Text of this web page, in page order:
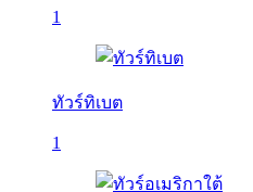
1
ทัวร์ทิเบต
1